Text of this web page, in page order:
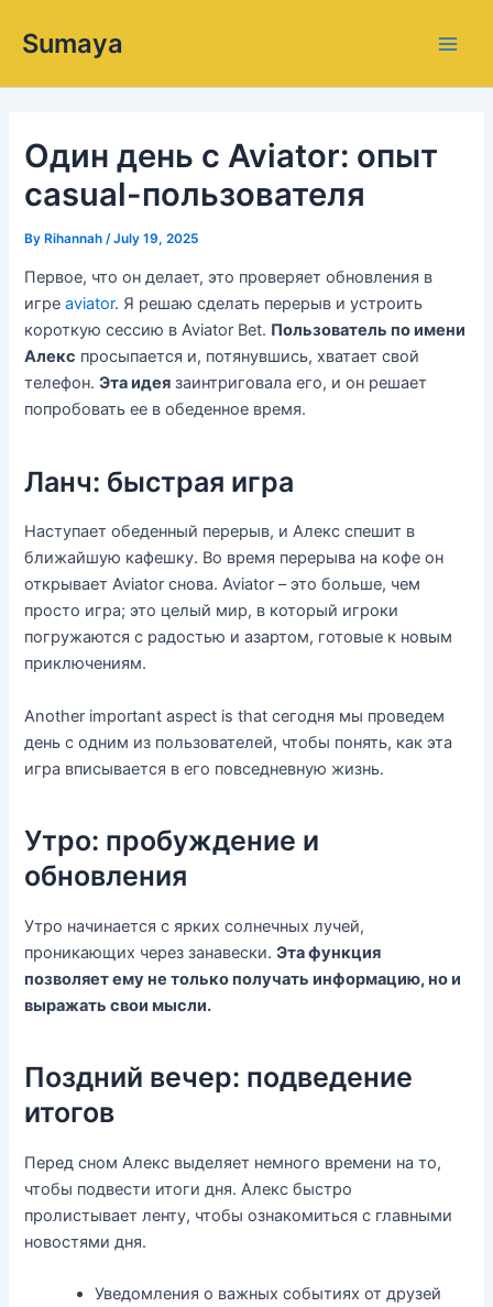
Sumaya
Один день с Aviator: опыт
casual-пользователя
ByRihannah /July 19, 2025
Первое, что он делает, это проверяет обновления в
игреaviator. Я решаю сделать перерыв и устроить
короткую сессию в Aviator Bet. Пользователь по имени
Алекс просыпается и, потянувшись, хватает свой
телефон.Эта идея заинтриговала его, и он решает
попробовать ее в обеденное время.
Ланч: быстрая игра
Наступает обеденный перерыв, и Алекс спешит в
ближайшую кафешку. Во время перерыва на кофе он
открывает Aviator снова. Aviator – это больше, чем
просто игра; это целый мир, в который игроки
погружаются с радостью и азартом, готовые к новым
приключениям.
Another important aspect is that сегодня мы проведем
день с одним из пользователей, чтобы понять, как эта
игра вписывается в его повседневную жизнь.
Утро: пробуждение и
обновления
Утро начинается с ярких солнечных лучей,
проникающих через занавески.Эта функция
позволяет ему не только получать информацию, но и
выражать свои мысли.
Поздний вечер: подведение
итогов
Перед сном Алекс выделяет немного времени на то,
чтобы подвести итоги дня. Алекс быстро
пролистывает ленту, чтобы ознакомиться с главными
новостями дня.
Уведомления о важных событиях от друзей